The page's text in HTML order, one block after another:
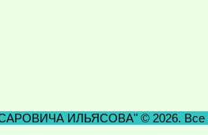
ИЛЬЯСОВА" © 2026. Все